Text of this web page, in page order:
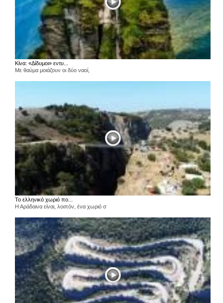
Κίνα: «Δίδυμοι» εντυ...
Με θαύμα μοιάζουν οι δύο ναοί,
Το ελληνικό χωριό πο...
Η Αράδαινα είναι, λοιπόν, ένα χωριό σ